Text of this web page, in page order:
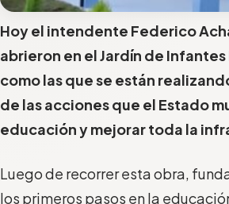
Hoy el intendente Federico
abrieron en el Jardín de
como las que se están
de las acciones que el Estado
educación y mejorar toda la
Luego de recorrer esta obra,
los primeros pasos en la